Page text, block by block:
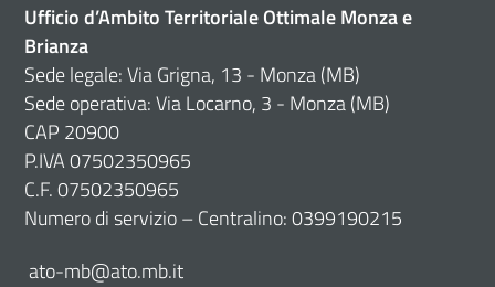
Ufficio d’Ambito Territoriale Ottimale Monza e
Brianza
Sede legale: Via Grigna, 13 - Monza (MB)
Sede operativa: Via Locarno, 3 - Monza (MB)
CAP 20900
P.IVA 07502350965
C.F. 07502350965
Numero di servizio – Centralino: 0399190215
ato-mb@ato.mb.it